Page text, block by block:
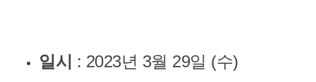
일시 : 2023년 3월 29일 (수)